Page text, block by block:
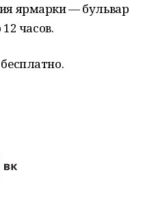
ярмарки — бульвар
часов.